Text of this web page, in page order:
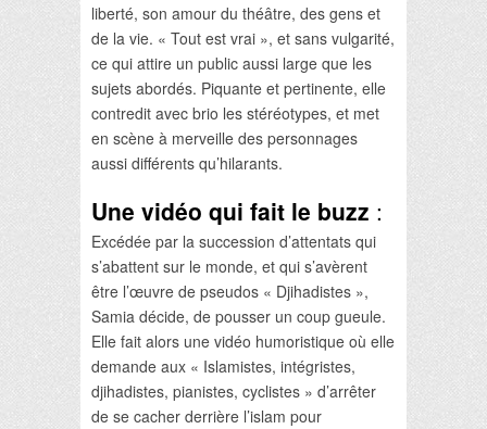
liberté, son amour du théâtre, des gens et
de la vie. « Tout est vrai », et sans vulgarité,
ce qui attire un public aussi large que les
sujets abordés. Piquante et pertinente, elle
contredit avec brio les stéréotypes, et met
en scène à merveille des personnages
aussi différents qu’hilarants.
Une vidéo qui fait le buzz :
Excédée par la succession d’attentats qui
s’abattent sur le monde, et qui s’avèrent
être l’œuvre de pseudos « Djihadistes »,
Samia décide, de pousser un coup gueule.
Elle fait alors une vidéo humoristique où elle
demande aux « Islamistes, intégristes,
djihadistes, pianistes, cyclistes » d’arrêter
de se cacher derrière l’islam pour